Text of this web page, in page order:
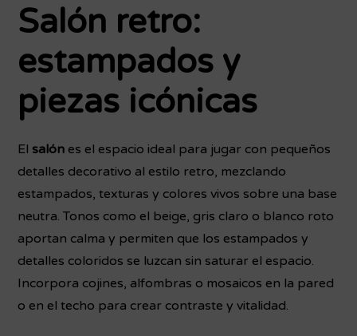
Salón retro:
estampados y
piezas icónicas
El salón es el espacio ideal para jugar con pequeños
detalles decorativo al estilo retro, mezclando
estampados, texturas y colores vivos sobre una base
neutra. Tonos como el beige, gris claro o blanco roto
aportan calma y permiten que los estampados y
detalles coloridos se luzcan sin saturar el espacio.
Incorpora cojines, alfombras o mosaicos en la pared
o en el techo para crear contraste y vitalidad.